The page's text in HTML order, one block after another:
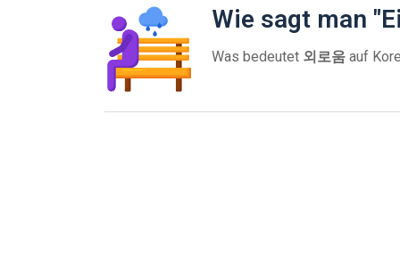
Wie sagt man
Was bedeutet 외로움 auf